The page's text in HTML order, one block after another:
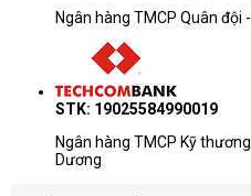
Ngân hàng TMCP Quân đội
STK: 19025584990019
Ngân hàng TMCP Kỹ
Dương